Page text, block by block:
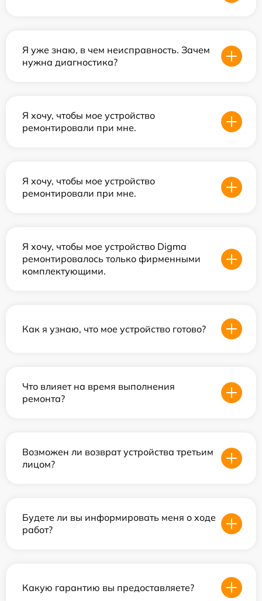
Я уже знаю, в чем неисправность. Зачем
нужна диагностика?
Я хочу, чтобы мое устройство
ремонтировали при мне.
Я хочу, чтобы мое устройство
ремонтировали при мне.
Я хочу, чтобы мое устройство Digma
ремонтировалось только фирменными
комплектующими.
Как я узнаю, что мое устройство готово?
Что влияет на время выполнения
ремонта?
Возможен ли возврат устройства третьим
лицом?
Будете ли вы информировать меня о ходе
работ?
Какую гарантию вы предоставляете?